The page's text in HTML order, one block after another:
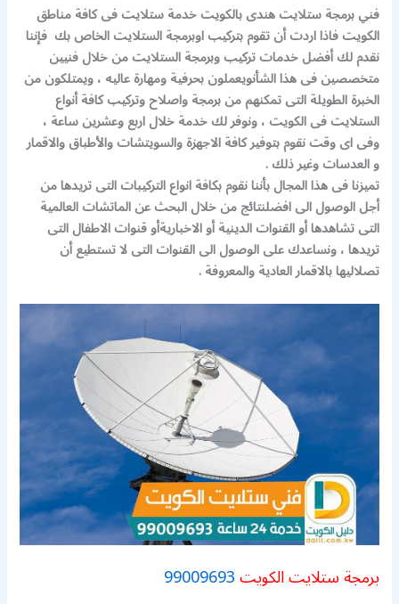
فني برمجة ستلايت هندى بالكويت خدمة ستلايت فى كافة مناطق
الكويت فاذا اردت أن تقوم بتركيب اوبرمجة الستلايت الخاص بكفإننا
نقدم لك أفضل خدمات تركيب وبرمجة الستلايت من خلال فنيين
متخصصين فى هذا الشأنويعملون بحرفية ومهارة عاليه ، ويمتلكون من
الخبرة الطويلة التى تمكنهم من برمجة واصلاح وتركيب كافةأنواع
الستلايت فى الكويت ، ونوفر لك خدمة خلال اربع وعشرين ساعة ،
وفى اى وقت نقومبتوفير كافة الاجهزة والسويتشات والأطباق والاقمار
و العدسات وغير ذلك .
تميزنا فى هذا المجال بأننا نقوم بكافة انواع التركيبات التى تريدها من
أجل الوصول الى افضلنتائج من خلال البحث عن الماتشات العالمية
التى تشاهدها أو القنوات الدينية أو الاخباريةأو قنوات الاطفال التى
تريدها ، ونساعدك على الوصول الى القنوات التى لا تستطيع أن
تصلاليها بالاقمار العادية والمعروفة .
برمجة ستلايت الكويت99009693